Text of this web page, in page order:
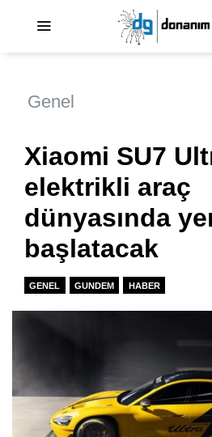
Genel
Xiaomi SU7
elektrikli araç
dünyasında
başlatacak
GENEL GUNDEM HABER